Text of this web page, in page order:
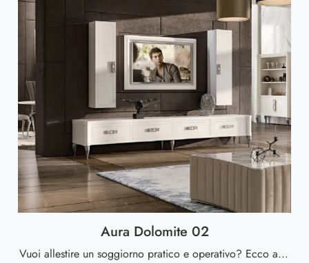
Aura Dolomite 02
Vuoi allestire un soggiorno pratico e operativo? Ecco a te la parete attrezzata Aura Dolomite 02 Valderamobili dalle linee decise moderne.